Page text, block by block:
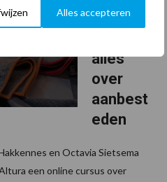
Alles accepteren
cursus
alles
over
aanbest
eden
en Octavia Sietsema
een online cursus over